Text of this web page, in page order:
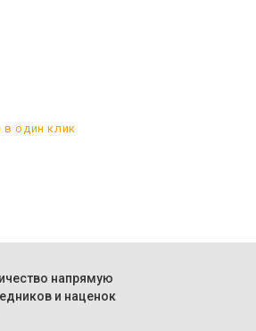
в один клик
напрямую
и наценок